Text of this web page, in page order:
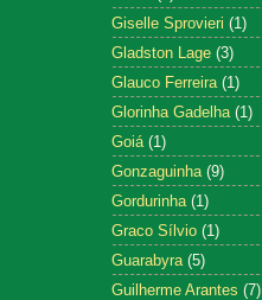
Giselle Sprovieri (1)
Gladston Lage (3)
Glauco Ferreira (1)
Glorinha Gadelha (1)
Goiá (1)
Gonzaguinha (9)
Gordurinha (1)
Graco Sílvio (1)
Guarabyra (5)
Guilherme Arantes (7)